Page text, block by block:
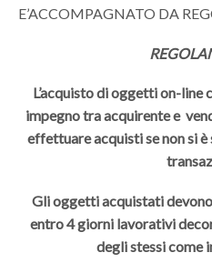
E’ACCOMPAGNATO DA
L’acquisto di oggetti on-line
impegno tra acquirente e
effettuare acquisti se non si
Gli oggetti acquistati
entro 4 giorni lavorativi
degli stessi come